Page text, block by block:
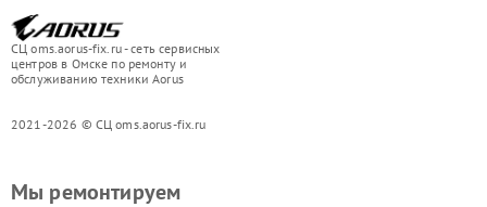
СЦ oms.aorus-fix.ru - сеть сервисных
центров в Омске по ремонту и
обслуживанию техники Aorus
2021-2026 © СЦ oms.aorus-fix.ru
Мы ремонтируем